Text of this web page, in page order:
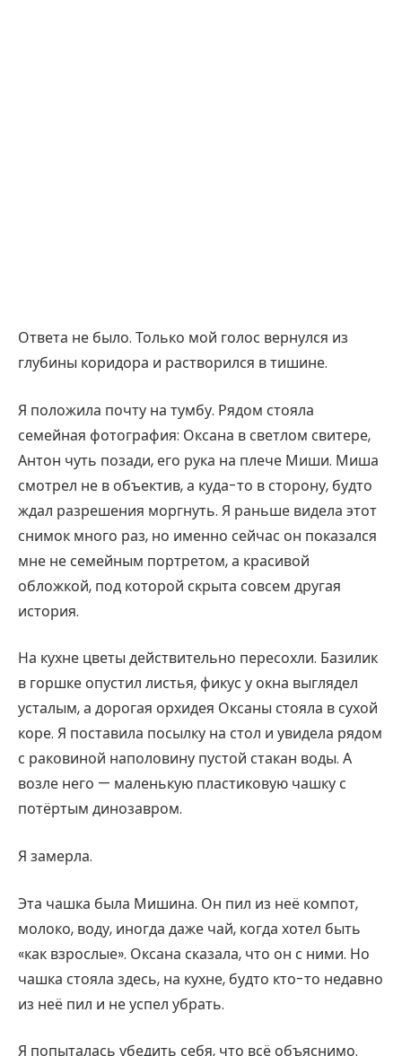
Ответа не было. Только мой голос вернулся из
глубины коридора и растворился в тишине.
Я положила почту на тумбу. Рядом стояла
семейная фотография: Оксана в светлом свитере,
Антон чуть позади, его рука на плече Миши. Миша
смотрел не в объектив, а куда-то в сторону, будто
ждал разрешения моргнуть. Я раньше видела этот
снимок много раз, но именно сейчас он показался
мне не семейным портретом, а красивой
обложкой, под которой скрыта совсем другая
история.
На кухне цветы действительно пересохли. Базилик
в горшке опустил листья, фикус у окна выглядел
усталым, а дорогая орхидея Оксаны стояла в сухой
коре. Я поставила посылку на стол и увидела рядом
с раковиной наполовину пустой стакан воды. А
возле него — маленькую пластиковую чашку с
потёртым динозавром.
Я замерла.
Эта чашка была Мишина. Он пил из неё компот,
молоко, воду, иногда даже чай, когда хотел быть
«как взрослые». Оксана сказала, что он с ними. Но
чашка стояла здесь, на кухне, будто кто-то недавно
из неё пил и не успел убрать.
Я попыталась убедить себя, что всё объяснимо.